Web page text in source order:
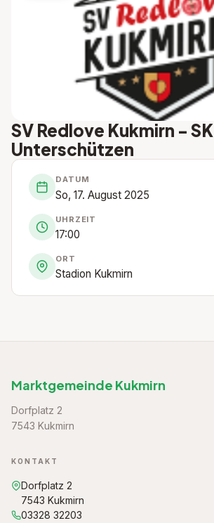
SV Redlove Kukmirn - SK
Unterschützen
DATUM
So, 17. August 2025
UHRZEIT
17:00
ORT
Stadion Kukmirn
Marktgemeinde Kukmirn
Dorfplatz 2
7543 Kukmirn
KONTAKT
Dorfplatz 2
7543 Kukmirn
03328 32203